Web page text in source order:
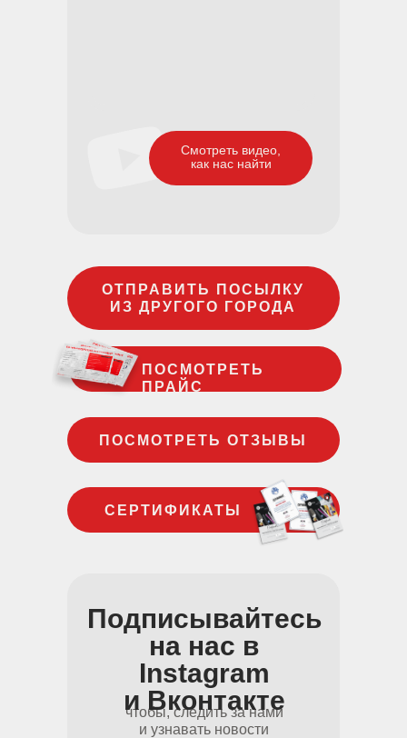
Смотреть видео,
как нас найти
СЕРТИФИКАТЫ
ПОСМОТРЕТЬ ОТЗЫВЫ
ПОСМОТРЕТЬ
ПРАЙС
чтобы, следить за нами
и узнавать новости
Подписывайтесь
на нас в
Instagram
и Вконтакте
ОТПРАВИТЬ ПОСЫЛКУ
ИЗ ДРУГОГО ГОРОДА